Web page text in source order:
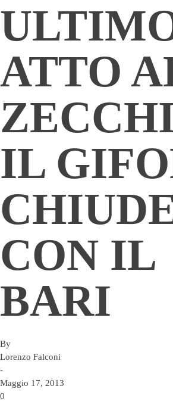
ATTO
IL
CON IL
BARI
By
Lorenzo Falconi
-
Maggio 17, 2013
0